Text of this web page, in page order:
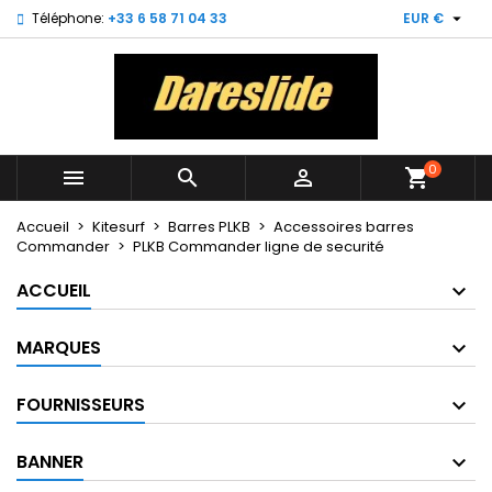
Téléphone: +33 6 58 71 04 33 EUR € 
   shopping_cart0
Accueil Kitesurf Barres PLKB
Accessoires barres
Commander
PLKB Commander ligne de securité
ACCUEIL
MARQUES
FOURNISSEURS
BANNER
My wishlists ×
Create new list
Créer une liste d'envies ×
Nom de la liste d'envies
Connexion ×
Vous devez être connecté pour ajouter des produits
Annuler Connexion